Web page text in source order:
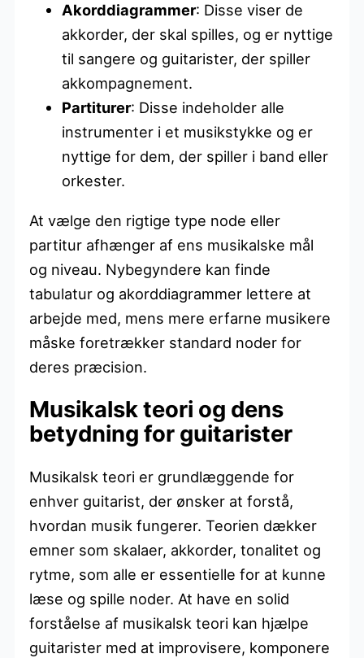
Akorddiagrammer: Disse viser de
akkorder, der skal spilles, og er nyttige
til sangere og guitarister, der spiller
akkompagnement.
Partiturer: Disse indeholder alle
instrumenter i et musikstykke og er
nyttige for dem, der spiller i band eller
orkester.
At vælge den rigtige type node eller
partitur afhænger af ens musikalske mål
og niveau. Nybegyndere kan finde
tabulatur og akorddiagrammer lettere at
arbejde med, mens mere erfarne musikere
måske foretrækker standard noder for
deres præcision.
Musikalsk teori og dens
betydning for guitarister
Musikalsk teori er grundlæggende for
enhver guitarist, der ønsker at forstå,
hvordan musik fungerer. Teorien dækker
emner som skalaer, akkorder, tonalitet og
rytme, som alle er essentielle for at kunne
læse og spille noder. At have en solid
forståelse af musikalsk teori kan hjælpe
guitarister med at improvisere, komponere